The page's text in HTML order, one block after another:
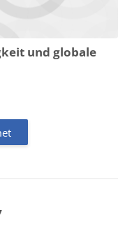
und globale